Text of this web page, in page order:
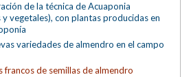
de la técnica de Acuaponia
vegetales), con plantas producidas en
variedades de almendro en el campo
de semillas de almendro